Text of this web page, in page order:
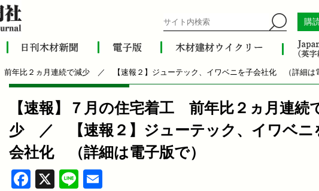
購
前年比２ヵ月連続で減少 ／ 【速報２】ジューテック、イワベニを子会社化 （詳細は
【速報】７月の住宅着工 前年比２ヵ月連続
少 ／ 【速報２】ジューテック、イワベニ
会社化 （詳細は電子版で）
Facebook
X Line